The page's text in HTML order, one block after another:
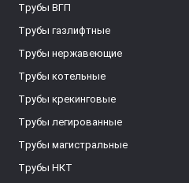
Трубы ВГП
Трубы газлифтные
Трубы нержавеющие
Трубы котельные
Трубы крекинговые
Трубы легированные
Трубы магистральные
Трубы НКТ